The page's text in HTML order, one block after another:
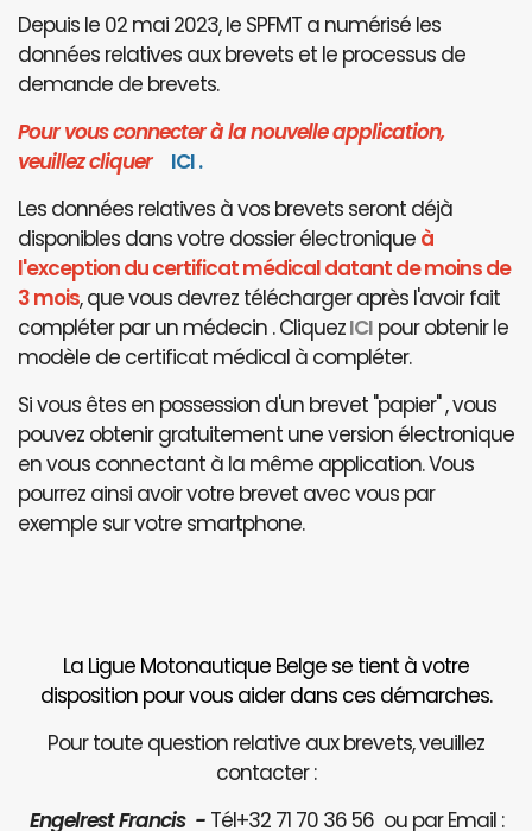
Depuis le 02 mai 2023, le SPFMT a numérisé les
données relatives aux brevets et le processus de
demande de brevets.
Pour vous connecter à la nouvelle application,
veuillez cliquer ICI.
Les données relatives à vos brevets seront déjà
disponibles dans votre dossier électronique à
l'exception du certificat médical datant de moins de
3 mois, que vous devrez télécharger après l'avoir fait
compléter par un médecin . CliquezICI pour obtenir le
modèle de certificat médical à compléter.
Si vous êtes en possession d'un brevet "papier" , vous
pouvez obtenir gratuitement une version électronique
en vous connectant à la même application. Vous
pourrez ainsi avoir votre brevet avec vous par
exemple sur votre smartphone.
La Ligue Motonautique Belge se tient à votre
disposition pour vous aider dans ces démarches.
Pour toute question relative aux brevets, veuillez
contacter :
Engelrest Francis -Tél+32 71 70 36 56 ou par Email :